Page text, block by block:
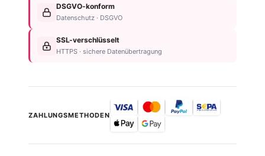
Betroffene
Einrichtungsübersicht
Kind
absichern
Vorteile
DSGVO-konform
Datenschutz · DSGVO
SSL-verschlüsselt
HTTPS · sichere Datenübertragung
ZAHLUNGSMETHODEN